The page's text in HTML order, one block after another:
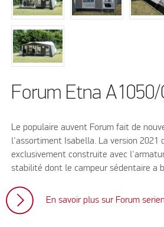
Forum Etna A1050/
Le populaire auvent Forum fait de
l'assortiment Isabella. La version 2021
exclusivement construite avec
stabilité dont le campeur sédentaire a
En savoir plus sur Forum